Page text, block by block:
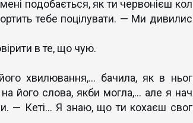
подобається, як ти червонієш
тебе поцілувати. — Ми
в те, що чую.
хвилювання,… бачила, як в
його слова, якби могла,… але я
— Кеті… Я знаю, що ти кохаєш